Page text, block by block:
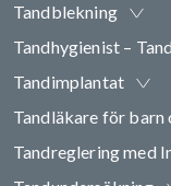
Tandblekning
Tandhygienist –
Tandimplantat
Tandläkare för barn
Tandreglering med